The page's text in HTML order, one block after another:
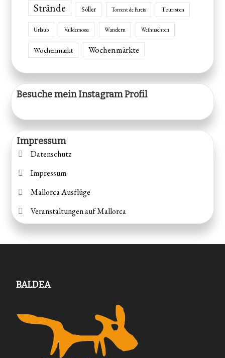
Strände Sóller Torrent de Pareis Touristen
Urlaub Valldemossa Wandern Weihnachten
Wochenmarkt Wochenmärkte
Besuche mein Instagram Profil
Impressum
Datenschutz
Impressum
Mallorca Ausflüge
Veranstaltungen auf Mallorca
BALDEA